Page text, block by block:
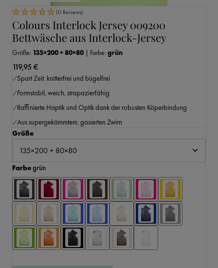
(0 Reviews)
Colours Interlock Jersey 009200
Bettwäsche aus Interlock-Jersey
Größe: 135×200 + 80×80 | Farbe: grün
119,95 €
Spart Zeit: knitterfrei und bügelfrei
Formstabil, weich, strapazierfähig
Raffinierte Haptik und Optik dank der robusten Köperbindung
Aus supergekämmtem, gasierten Zwirn
Größeauswählen
Farbeauswählen
grün